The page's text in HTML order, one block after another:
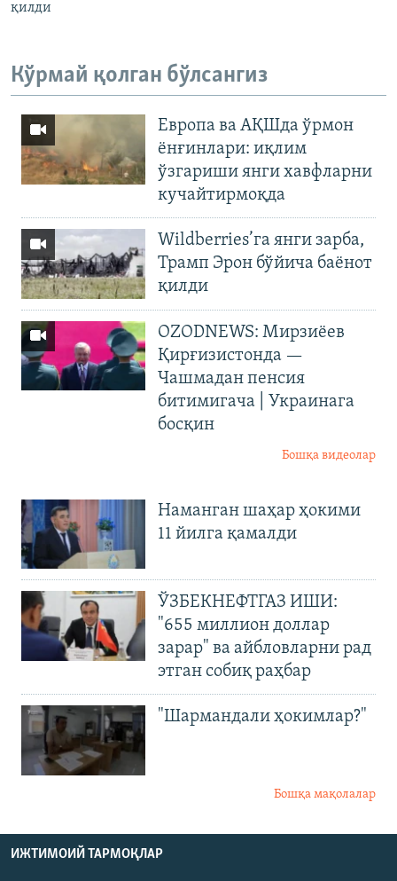
қилди
Кўрмай қолган бўлсангиз
Европа ва АҚШда ўрмон
ёнғинлари: иқлим
ўзгариши янги хавфларни
кучайтирмоқда
Wildberries’га янги зарба,
Трамп Эрон бўйича баёнот
қилди
OZODNEWS: Мирзиёев
Қирғизистонда —
Чашмадан пенсия
битимигача | Украинага
босқин
Бошқа видеолар
Наманган шаҳар ҳокими
11 йилга қамалди
ЎЗБЕКНЕФТГАЗ ИШИ:
"655 миллион доллар
зарар" ва айбловларни рад
этган собиқ раҳбар
"Шармандали ҳокимлар?"
Бошқа мақолалар
ИЖТИМОИЙ ТАРМОҚЛАР